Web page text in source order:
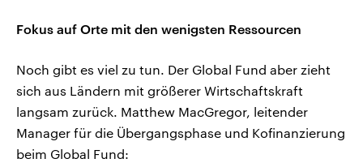
Fokus auf Orte mit den wenigsten Ressourcen
Noch gibt es viel zu tun. Der Global Fund aber zieht
sich aus Ländern mit größerer Wirtschaftskraft
langsam zurück. Matthew MacGregor, leitender
Manager für die Übergangsphase und Kofinanzierung
beim Global Fund: